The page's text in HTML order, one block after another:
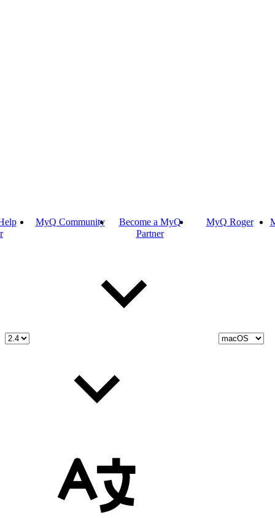
MyQ Community
Become a MyQ
Partner
MyQ Roger